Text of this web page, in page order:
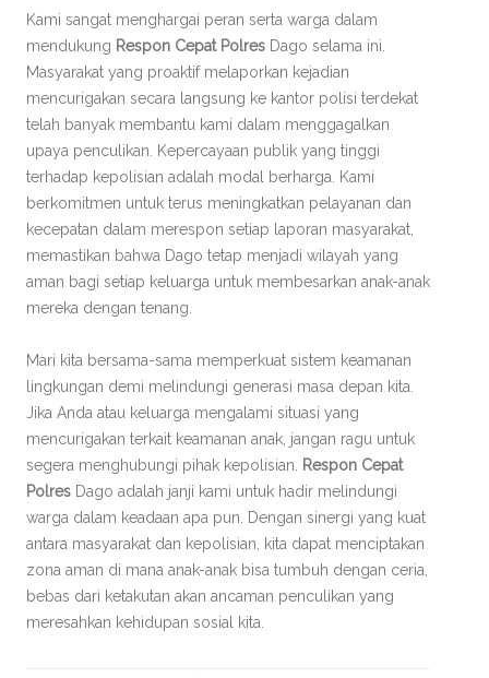
Kami sangat menghargai peran serta warga dalam
mendukung Respon Cepat Polres Dago selama ini.
Masyarakat yang proaktif melaporkan kejadian
mencurigakan secara langsung ke kantor polisi terdekat
telah banyak membantu kami dalam menggagalkan
upaya penculikan. Kepercayaan publik yang tinggi
terhadap kepolisian adalah modal berharga. Kami
berkomitmen untuk terus meningkatkan pelayanan dan
kecepatan dalam merespon setiap laporan masyarakat,
memastikan bahwa Dago tetap menjadi wilayah yang
aman bagi setiap keluarga untuk membesarkan anak-anak
mereka dengan tenang.
Mari kita bersama-sama memperkuat sistem keamanan
lingkungan demi melindungi generasi masa depan kita.
Jika Anda atau keluarga mengalami situasi yang
mencurigakan terkait keamanan anak, jangan ragu untuk
segera menghubungi pihak kepolisian.
Respon Cepat
Polres Dago adalah janji kami untuk hadir melindungi
warga dalam keadaan apa pun. Dengan sinergi yang kuat
antara masyarakat dan kepolisian, kita dapat menciptakan
zona aman di mana anak-anak bisa tumbuh dengan ceria,
bebas dari ketakutan akan ancaman penculikan yang
meresahkan kehidupan sosial kita.